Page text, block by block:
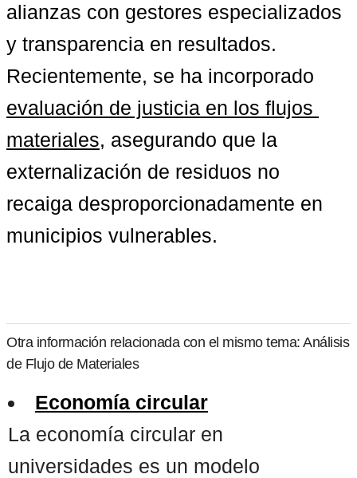
alianzas con gestores especializados
y transparencia en resultados.
evaluación de justicia en los flujos
materiales, asegurando que la
externalización de residuos no
recaiga desproporcionadamente en
municipios vulnerables.
Otra información relacionada con el mismo tema: Análisis
de Flujo de Materiales
Economía circular
La economía circular en
universidades es un modelo